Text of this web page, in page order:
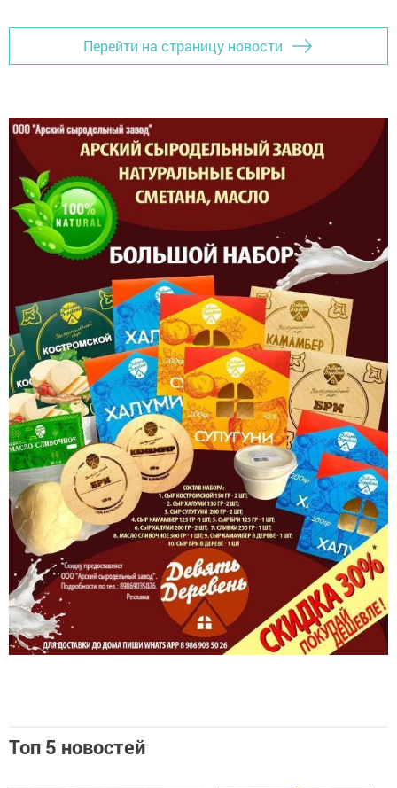
Топ 5 новостей